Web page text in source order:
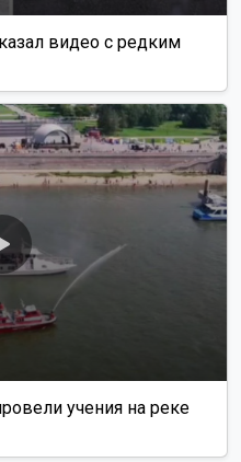
видео с редким
учения на реке